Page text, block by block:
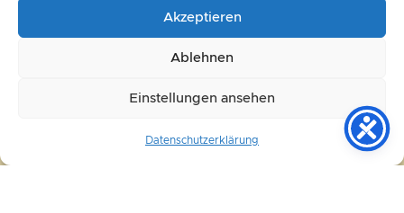
Akzeptieren
Ablehnen
Einstellungen ansehen
Datenschutzerklärung